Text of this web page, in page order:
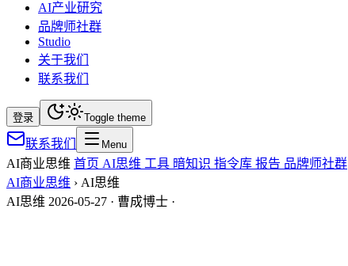
AI产业研究
品牌师社群
Studio
关于我们
联系我们
登录 Toggle theme
联系我们 Menu
AI商业思维 首页 AI思维 工具 暗知识 指令库 报告 品牌师社群
AI商业思维 › AI思维
AI思维 2026-05-27 · 曹成博士 ·